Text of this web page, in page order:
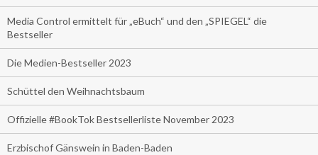
Media Control ermittelt für „eBuch“ und den „SPIEGEL“ die
Bestseller
Die Medien-Bestseller 2023
Schüttel den Weihnachtsbaum
Offizielle #BookTok Bestsellerliste November 2023
Erzbischof Gänswein in Baden-Baden